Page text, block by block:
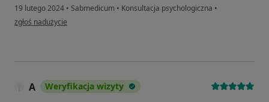
19 lutego 2024 • Sabmedicum • Konsultacja psychologiczna •
w opinii użytkownika Andrzej
zgłoś nadużycie
A Weryfikacja wizyty